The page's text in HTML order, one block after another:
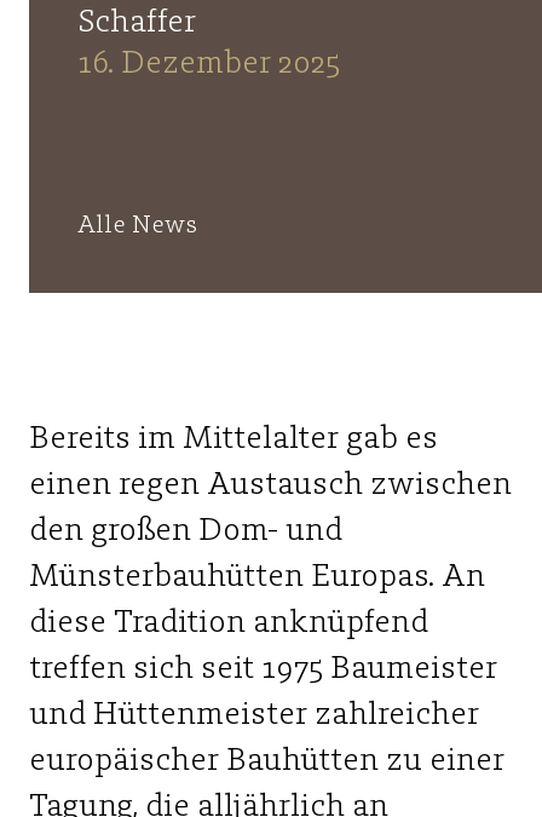
Basel
Schaffer
16. Dezember 2025
Alle News
Bereits im Mittelalter gab es
einen regen Austausch zwischen
den großen Dom- und
Münsterbauhütten Europas. An
diese Tradition anknüpfend
treffen sich seit 1975 Baumeister
und Hüttenmeister zahlreicher
europäischer Bauhütten zu einer
Tagung, die alljährlich an